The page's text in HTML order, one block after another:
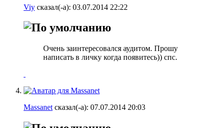
Viy сказал(-а): 03.07.2014 22:22
Очень заинтересовался аудитом. Прошу
написать в личку когда появитесь)) спс.
Massanet сказал(-а): 07.07.2014 20:03